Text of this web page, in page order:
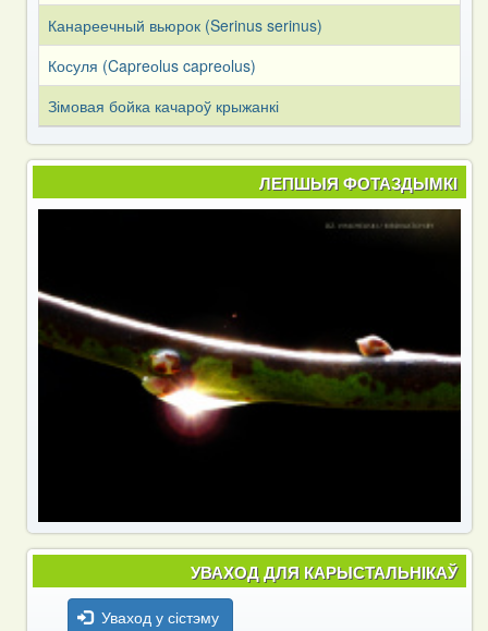
Канареечный вьюрок (Serinus serinus)
Косуля (Capreоlus capreоlus)
Зімовая бойка качароў крыжанкі
ЛЕПШЫЯ ФОТАЗДЫМКІ
УВАХОД ДЛЯ КАРЫСТАЛЬНІКАЎ
Уваход у сістэму